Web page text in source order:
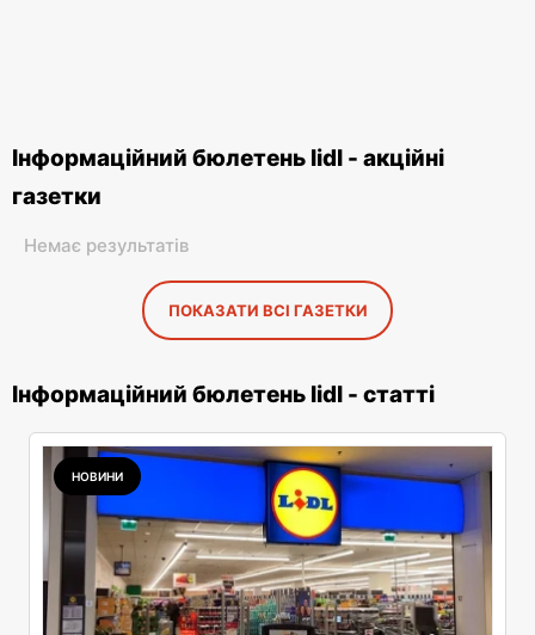
Інформаційний бюлетень lidl - акційні
газетки
Немає результатів
ПОКАЗАТИ ВСІ ГАЗЕТКИ
Інформаційний бюлетень lidl - статті
НОВИНИ